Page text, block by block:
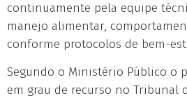
continuamente pela equipe
manejo alimentar,
conforme protocolos de bem-
Segundo o Ministério Público o
em grau de recurso no Tribunal